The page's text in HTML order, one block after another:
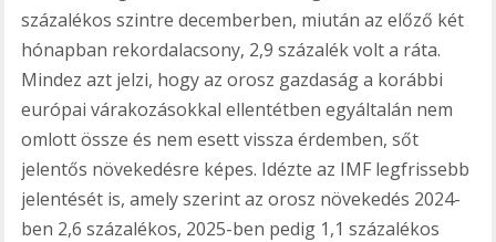
százalékos szintre decemberben, miután az előző két
hónapban rekordalacsony, 2,9 százalék volt a ráta.
Mindez azt jelzi, hogy az orosz gazdaság a korábbi
európai várakozásokkal ellentétben egyáltalán nem
omlott össze és nem esett vissza érdemben, sőt
jelentős növekedésre képes. Idézte az IMF legfrissebb
jelentését is, amely szerint az orosz növekedés 2024-
ben 2,6 százalékos, 2025-ben pedig 1,1 százalékos